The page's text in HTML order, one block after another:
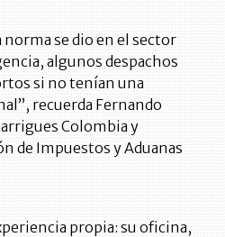
norma se dio en el sector
algunos despachos
si no tenían una
recuerda Fernando
Colombia y
de Impuestos y Aduanas
propia: su oficina,